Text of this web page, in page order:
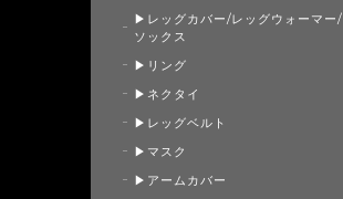
▶レッグカバー/レッグウォーマー/
ソックス
▶リング
▶ネクタイ
▶レッグベルト
▶マスク
▶アームカバー